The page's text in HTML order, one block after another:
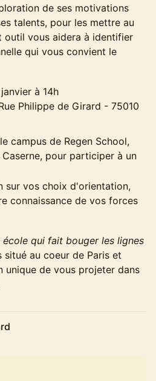
de ses motivations
talents, pour les mettre au
outil vous aidera à identifier
qui vous convient le
à 14h
Philippe de Girard - 75010
campus de Regen School,
pour participer à un
sur vos choix d'orientation,
connaissance de vos forces
qui fait bouger les lignes
situé au coeur de Paris et
unique de vous projeter dans